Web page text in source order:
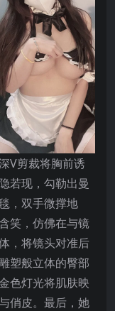
V剪裁将胸前诱
若现，勾勒出曼
，双手微撑地
笑，仿佛在与镜
，将镜头对准后
塑般立体的臀部
色灯光将肌肤映
俏皮。最后，她